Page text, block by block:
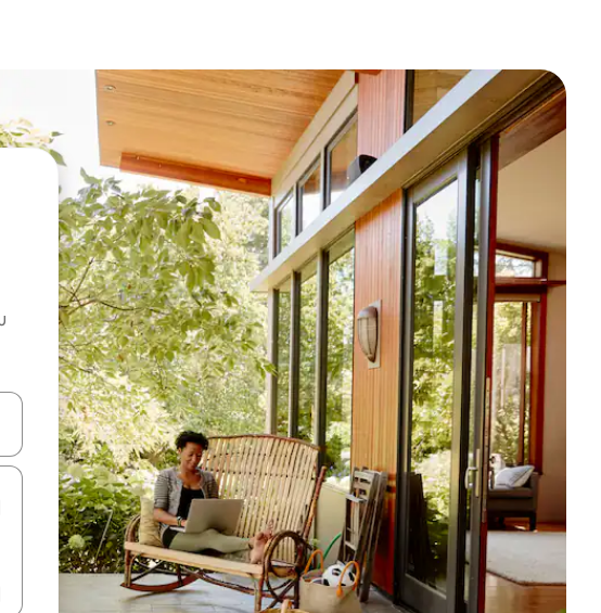
vya vishale vya juu na chini au uchunguze kwa kugusa au kutelezesha kidole